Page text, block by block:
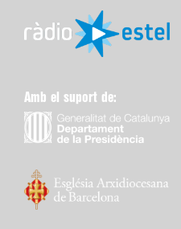
Amb el suport de: